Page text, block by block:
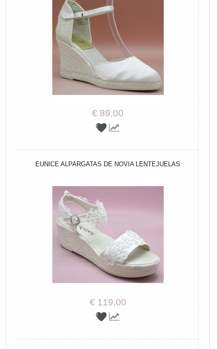
€ 89,00
EUNICE ALPARGATAS DE NOVIA LENTEJUELAS
€ 119,00